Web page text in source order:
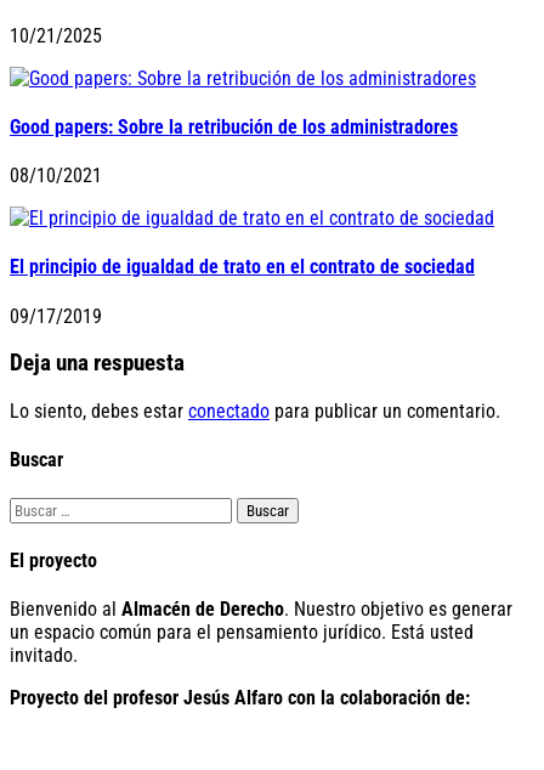
10/21/2025
Good papers: Sobre la retribución de los administradores
08/10/2021
El principio de igualdad de trato en el contrato de sociedad
09/17/2019
Deja una respuesta
Lo siento, debes estar conectado para publicar un comentario.
Buscar
Buscar:
El proyecto
Bienvenido al Almacén de Derecho. Nuestro objetivo es generar
un espacio común para el pensamiento jurídico. Está usted
invitado.
Proyecto del profesor Jesús Alfaro con la colaboración de: